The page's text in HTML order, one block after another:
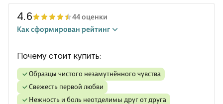
4.6
44 оценки
Как сформирован рейтинг
Почему стоит купить:
Образцы чистого незамутнённого чувства
Свежесть первой любви
Нежность и боль неотделимы друг от друга